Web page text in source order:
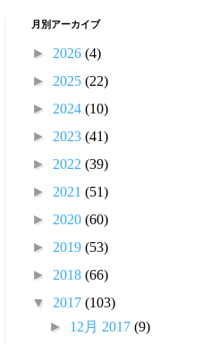
月別アーカイブ
► 2026 (4)
► 2025 (22)
► 2024 (10)
► 2023 (41)
► 2022 (39)
► 2021 (51)
► 2020 (60)
► 2019 (53)
► 2018 (66)
▼ 2017 (103)
► 12月 2017(9)